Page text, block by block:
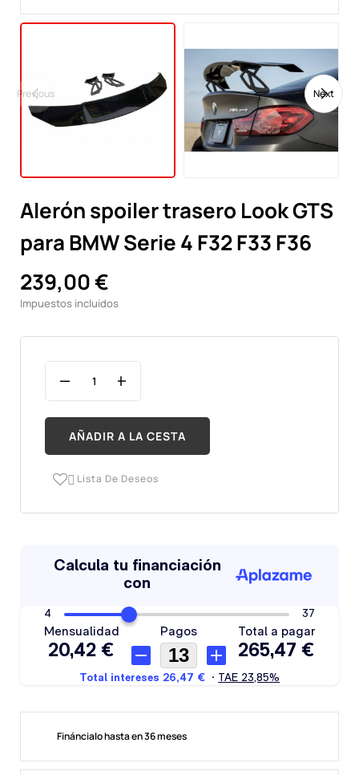
Previous Next
Alerón spoiler trasero Look GTS
para BMW Serie 4 F32 F33 F36
239,00 €
Impuestos incluidos
AÑADIR A LA CESTA
 Lista De Deseos
Fináncialo hasta en 36 meses